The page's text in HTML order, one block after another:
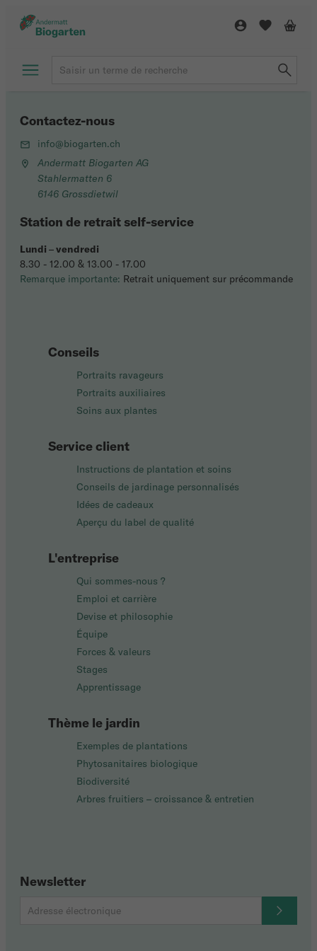
Conseils
Portraits ravageurs
Portraits auxiliaires
Soins aux plantes
Service client
Instructions de plantation et soins
Conseils de jardinage personnalisés
Idées de cadeaux
Aperçu du label de qualité
L'entreprise
Qui sommes-nous ?
Emploi et carrière
Devise et philosophie
Équipe
Forces & valeurs
Stages
Apprentissage
Thème le jardin
Exemples de plantations
Phytosanitaires biologique
Biodiversité
Arbres fruitiers – croissance & entretien
Newsletter
Contactez-nous
info@biogarten.ch
Andermatt Biogarten AG
Stahlermatten 6
6146 Grossdietwil
Station de retrait self-service
Lundi –vendredi
8.30 - 12.00 & 13.00 - 17.00
Remarque importante: Retrait uniquement sur précommande